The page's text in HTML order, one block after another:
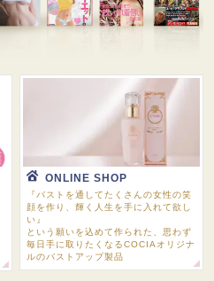
ONLINE SHOP
『バストを通してたくさんの女性の笑
顔を作り、輝く人生を手に入れて欲し
い』
という願いを込めて作られた、思わず
毎日手に取りたくなるCOCIAオリジナ
ルのバストアップ製品